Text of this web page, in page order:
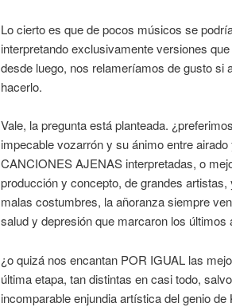
Lo cierto es que de pocos músicos se
interpretando exclusivamente versiones
desde luego, nos relameríamos de gusto si
hacerlo.
Vale, la pregunta está planteada.
impecable vozarrón y su ánimo entre
CANCIONES AJENAS interpretadas, o
producción y concepto, de grandes
malas costumbres, la añoranza siempre
salud y depresión que marcaron los últimos
¿o quizá nos encantan POR IGUAL las
última etapa, tan distintas en casi todo,
incomparable enjundia artística del genio